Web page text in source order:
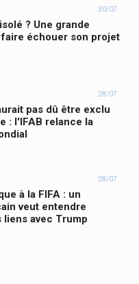
30/07
? Une grande
échouer son projet
28/07
pas dû être exclu
: l'IFAB relance la
28/07
à la FIFA : un
veut entendre
avec Trump